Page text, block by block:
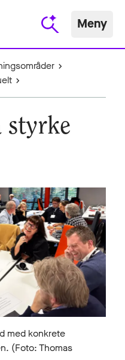
Meny
styrke
med konkrete
(Foto: Thomas